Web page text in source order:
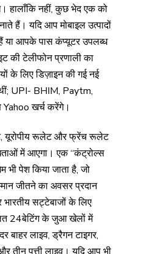
नहीं, कुछ भेद एक को
हैं। यदि आप मोबाइल उत्पादों
या आपके पास कंप्यूटर उपलब्ध
की टेलीफोन प्रणाली का
के लिए डिज़ाइन की गई नई
UPI- BHIM, Paytm,
खर्च करेंगे।
यूरोपीय रूलेट और फ्रेंच रूलेट
में आएगा। एक “कंट्रोल्स
भी पेश किया जाता है, जो
जीतने का अवसर प्रदान
सट्टेबाजों के लिए
24बेटिंग के जुआ खेलों में
बाहर लाइव, ड्रैगन टाइगर,